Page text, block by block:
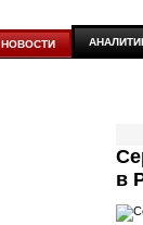
НОВОСТИ
в